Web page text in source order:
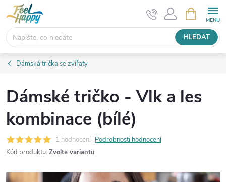
Přejít
na
obsah
HLEDAT
NÁKUPNÍ
KOŠÍK
Dámská trička se zvířaty
Dámské tričko - Vlk a les
kombinace (bílé)
1 hodnocení Podrobnosti hodnocení
Kód produktu: Zvolte variantu